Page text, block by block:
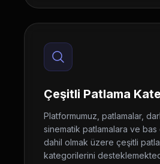
Çeşitli Patlama
Platformumuz, patlamalar,
sinematik patlamalara ve bas
dahil olmak üzere çeşitli
kategorilerini